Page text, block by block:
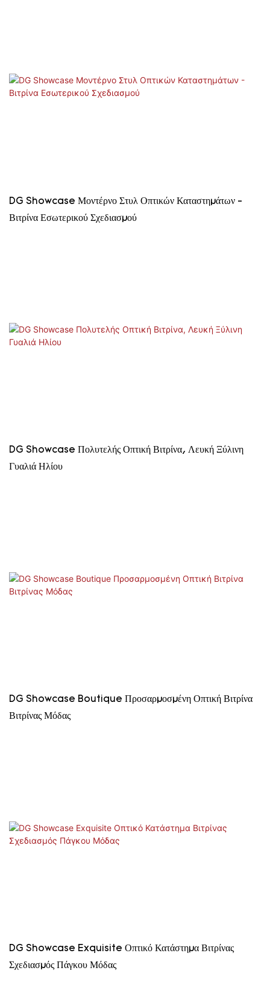
DG Showcase Μοντέρνο Στυλ Οπτικών Καταστημάτων -
Βιτρίνα Εσωτερικού Σχεδιασμού
DG Showcase Πολυτελής Οπτική Βιτρίνα, Λευκή Ξύλινη
Γυαλιά Ηλίου
DG Showcase Boutique Προσαρμοσμένη Οπτική Βιτρίνα
Βιτρίνας Μόδας
DG Showcase Exquisite Οπτικό Κατάστημα Βιτρίνας
Σχεδιασμός Πάγκου Μόδας